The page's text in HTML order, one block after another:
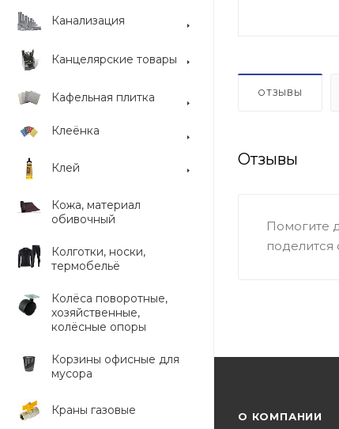
Канализация
Канцелярские товары
Кафельная плитка
Клеёнка
Клей
Кожа, материал
обивочный
Колготки, носки,
термобельё
Колёса поворотные,
хозяйственные,
колёсные опоры
Корзины офисные для
мусора
Краны газовые
ОТЗЫВЫ
Отзывы
Помогите
О КОМПАНИИ